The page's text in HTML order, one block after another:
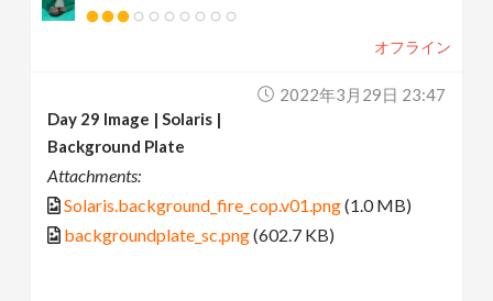
オフライン
2022年3月29日 23:47
Day 29 Image | Solaris |
Background Plate
Attachments:
Solaris.background_fire_cop.v01.png(1.0 MB)
backgroundplate_sc.png(602.7 KB)